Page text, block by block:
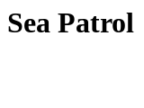
Sea Patrol